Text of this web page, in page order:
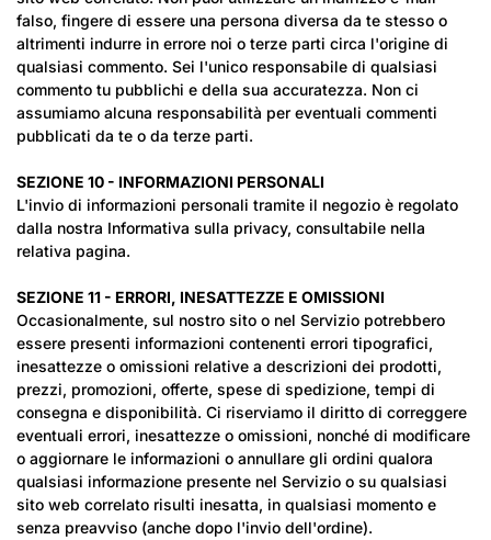
falso, fingere di essere una persona diversa da te stesso o
altrimenti indurre in errore noi o terze parti circa l'origine di
qualsiasi commento. Sei l'unico responsabile di qualsiasi
commento tu pubblichi e della sua accuratezza. Non ci
assumiamo alcuna responsabilità per eventuali commenti
pubblicati da te o da terze parti.
SEZIONE 10 - INFORMAZIONI PERSONALI
L'invio di informazioni personali tramite il negozio è regolato
dalla nostra Informativa sulla privacy, consultabile nella
relativa pagina.
SEZIONE 11 - ERRORI, INESATTEZZE E OMISSIONI
Occasionalmente, sul nostro sito o nel Servizio potrebbero
essere presenti informazioni contenenti errori tipografici,
inesattezze o omissioni relative a descrizioni dei prodotti,
prezzi, promozioni, offerte, spese di spedizione, tempi di
consegna e disponibilità. Ci riserviamo il diritto di correggere
eventuali errori, inesattezze o omissioni, nonché di modificare
o aggiornare le informazioni o annullare gli ordini qualora
qualsiasi informazione presente nel Servizio o su qualsiasi
sito web correlato risulti inesatta, in qualsiasi momento e
senza preavviso (anche dopo l'invio dell'ordine).